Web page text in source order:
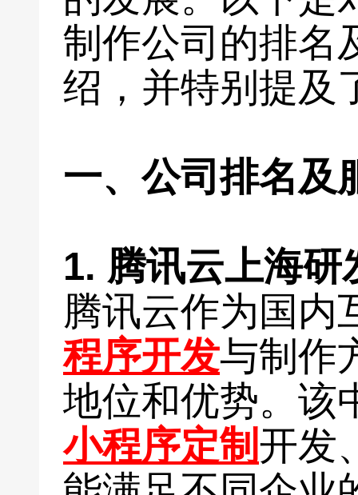
制作公司的排名
绍，并特别提及
一、公司排名及
1. 腾讯云上海研
腾讯云作为国内
程序开发与制作
地位和优势。该
小程序定制 开发